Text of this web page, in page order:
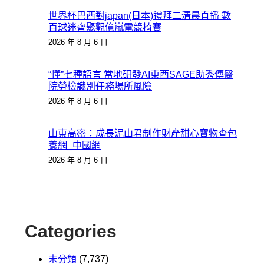
世界杯巴西對japan(日本)禮拜二清晨直播 數
百球迷齊聚觀億嵐電競椅賽
2026 年 8 月 6 日
“懂”七種語言 當地研發AI東西SAGE助秀傳醫
院勞檢識別任務場所風險
2026 年 8 月 6 日
山東高密：成長泥山君制作財產甜心寶物查包
養網_中國網
2026 年 8 月 6 日
Categories
未分類 (7,737)